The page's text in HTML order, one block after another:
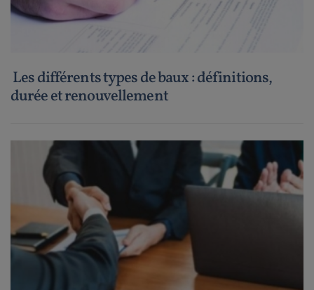
Les différents types de baux : définitions,
durée et renouvellement